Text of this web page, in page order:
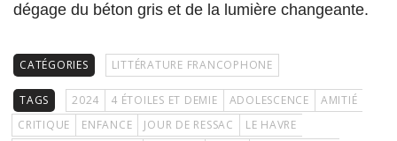
dégage du béton gris et de la lumière changeante.
CATÉGORIES LITTÉRATURE FRANCOPHONE
TAGS 2024 4 ÉTOILES ET DEMIE ADOLESCENCE
AMITIÉ
CRITIQUE
ENFANCE JOUR DE RESSAC
LE HAVRE